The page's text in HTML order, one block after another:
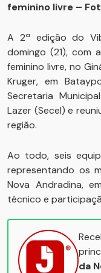
feminino livre –
A 2ª edição do
domingo (21), com
feminino livre, no
Kruger, em
Secretaria
Lazer (Secel) e
região.
Ao todo, seis
representando os
Nova Andradina,
técnico e
da